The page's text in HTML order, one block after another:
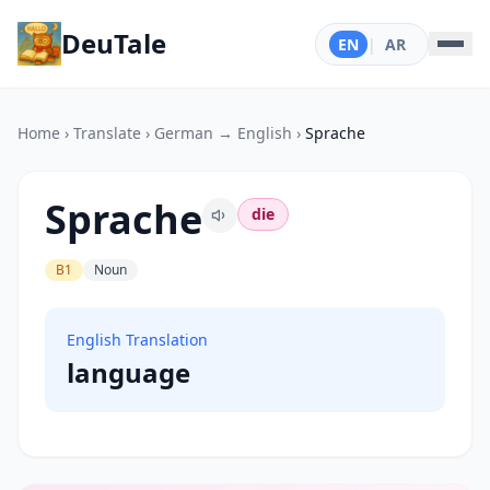
DeuTale EN | AR
Home › Translate › German → English › Sprache
Sprache die
B1 Noun
English Translation
language